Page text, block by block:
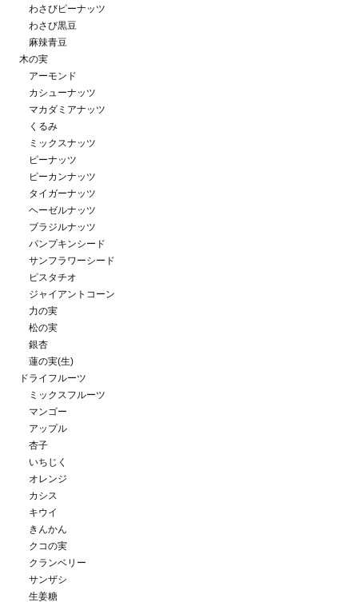
わさびピーナッツ
わさび黒豆
麻辣青豆
木の実
アーモンド
カシューナッツ
マカダミアナッツ
くるみ
ミックスナッツ
ピーナッツ
ピーカンナッツ
タイガーナッツ
ヘーゼルナッツ
ブラジルナッツ
パンプキンシード
サンフラワーシード
ピスタチオ
ジャイアントコーン
力の実
松の実
銀杏
蓮の実(生)
ドライフルーツ
ミックスフルーツ
マンゴー
アップル
杏子
いちじく
オレンジ
カシス
キウイ
きんかん
クコの実
クランベリー
サンザシ
生姜糖